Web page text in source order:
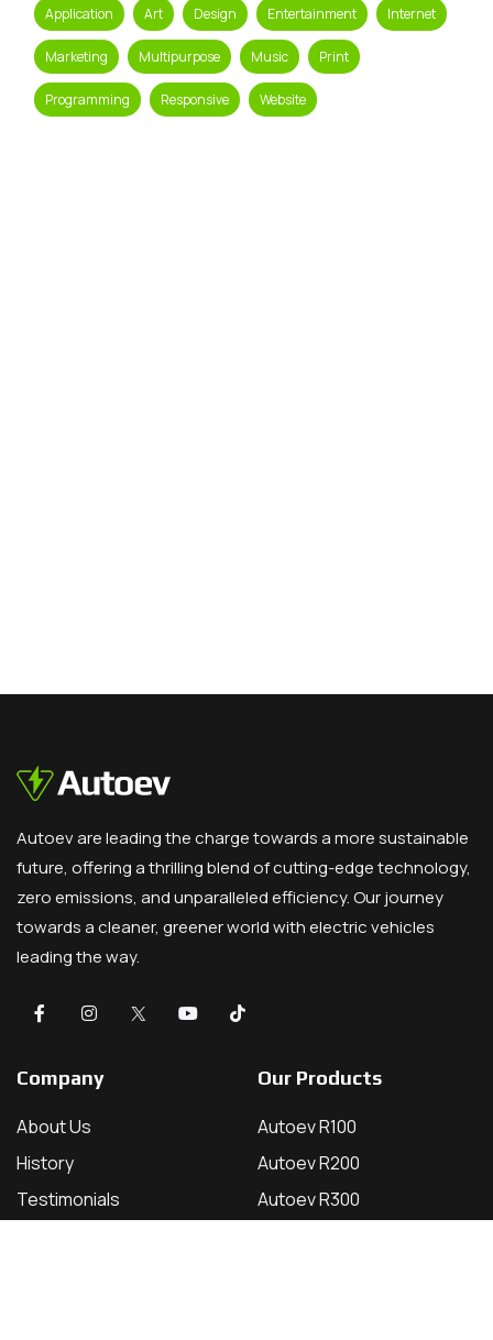
Application Art Design Entertainment Internet
Marketing Multipurpose Music Print
Programming Responsive Website
Autoev are leading the charge towards a more sustainable
future, offering a thrilling blend of cutting-edge technology,
zero emissions, and unparalleled efficiency. Our journey
towards a cleaner, greener world with electric vehicles
leading the way.
Company
About Us
History
Testimonials
Our Products
Autoev R100
Autoev R200
Autoev R300